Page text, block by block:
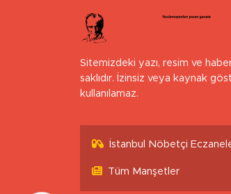
Sitemizdeki yazı, resim ve
saklıdır. İzinsiz veya kaynak
kullanılamaz.
İstanbul Nöbetçi
Tüm Manşetler